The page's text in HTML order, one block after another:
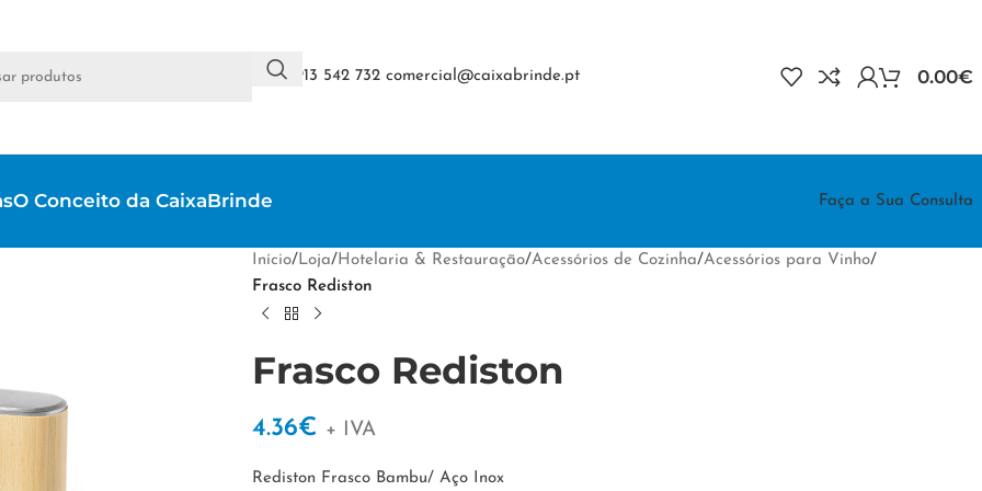
+351 913 542 732 comercial@caixabrinde.pt 0.00€
O Conceito da CaixaBrinde Faça a Sua Consulta
Início/Loja/Hotelaria & Restauração/Acessórios de Cozinha/Acessórios para Vinho/
Frasco Rediston
Frasco Rediston
4.36€ + IVA
Rediston Frasco Bambu/ Aço Inox